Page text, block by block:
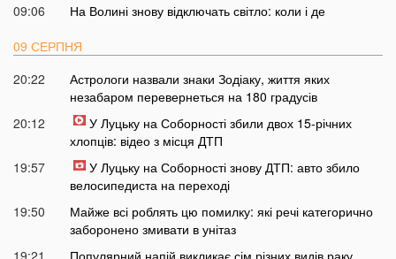
09:06
На Волині знову відключать світло: коли і де
09 СЕРПНЯ
20:22
Астрологи назвали знаки Зодіаку, життя яких
незабаром перевернеться на 180 градусів
20:12
У Луцьку на Соборності збили двох 15-річних
хлопців: відео з місця ДТП
19:57
У Луцьку на Соборності знову ДТП: авто збило
велосипедиста на переході
19:50
Майже всі роблять цю помилку: які речі категорично
заборонено змивати в унітаз
19:21
Популярний напій викликає сім різних видів раку